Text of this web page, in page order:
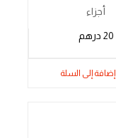
أجزاء
20 درهم
إضافة إلى السلة